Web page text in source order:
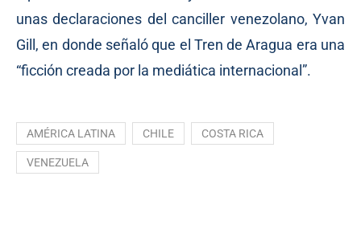
unas declaraciones del canciller venezolano, Yvan
Gill, en donde señaló que el Tren de Aragua era una
“ficción creada por la mediática internacional”.
AMÉRICA LATINA CHILE COSTA RICA
VENEZUELA